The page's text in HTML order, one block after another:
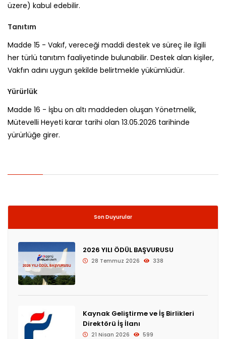
üzere) kabul edebilir.
Tanıtım
Madde 15 - Vakıf, vereceği maddi destek ve süreç ile ilgili
her türlü tanıtım faaliyetinde bulunabilir. Destek alan kişiler,
Vakfın adını uygun şekilde belirtmekle yükümlüdür.
Yürürlük
Madde 16 - İşbu on altı maddeden oluşan Yönetmelik,
Mütevelli Heyeti karar tarihi olan 13.05.2026 tarihinde
yürürlüğe girer.
Son Duyurular
2026 YILI ÖDÜL BAŞVURUSU
28 Temmuz 2026 338
Kaynak Geliştirme ve İş Birlikleri
Direktörü İş İlanı
21 Nisan 2026 599